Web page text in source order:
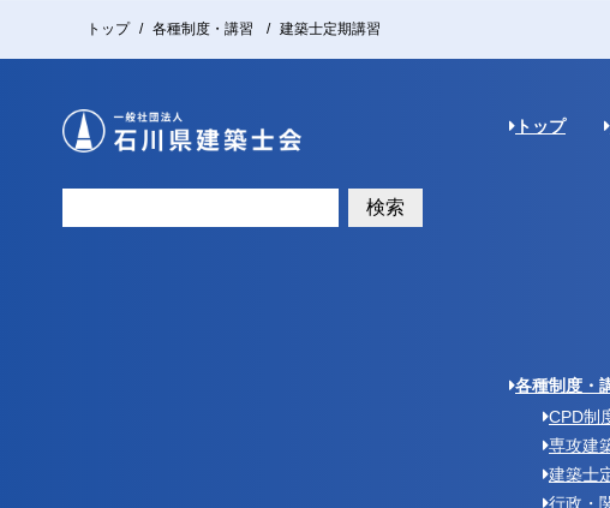
トップ 各種制度・講習 建築士定期講習
検索
トップ
各種制度・
CPD制
専攻建
建築士
行政・